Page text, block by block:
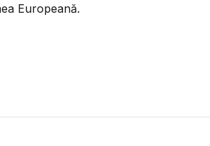
Europeană.